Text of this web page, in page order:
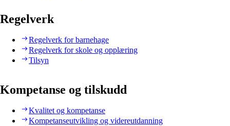
Regelverk
Regelverk for barnehage
Regelverk for skole og opplæring
Tilsyn
Kompetanse og tilskudd
Kvalitet og kompetanse
Kompetanseutvikling og videreutdanning